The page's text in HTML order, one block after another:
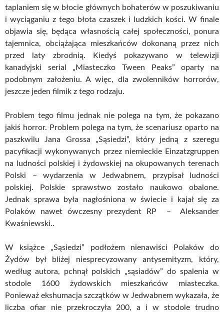
taplaniem się w błocie głównych bohaterów w poszukiwaniu
i wyciąganiu z tego błota czaszek i ludzkich kości. W finale
objawia się, będąca własnością całej społeczności, ponura
tajemnica, obciążająca mieszkańców dokonaną przez nich
przed laty zbrodnią. Kiedyś pokazywano w telewizji
kanadyjski serial „Miasteczko Tween Peaks” oparty na
podobnym założeniu. A więc, dla zwolenników horrorów,
jeszcze jeden filmik z tego rodzaju.
Problem tego filmu jednak nie polega na tym, że pokazano
jakiś horror. Problem polega na tym, że scenariusz oparto na
paszkwilu Jana Grossa „Sąsiedzi”, który jedną z szeregu
pacyfikacji wykonywanych przez niemieckie Einzatzgruppen
na ludności polskiej i żydowskiej na okupowanych terenach
Polski – wydarzenia w Jedwabnem, przypisał ludności
polskiej. Polskie sprawstwo zostało naukowo obalone.
Jednak sprawa była nagłośniona w świecie i kajał się za
Polaków nawet ówczesny prezydent RP – Aleksander
Kwaśniewski..
W książce „Sąsiedzi” podłożem nienawiści Polaków do
Żydów był bliżej niesprecyzowany antysemityzm, który,
według autora, pchnął polskich „sąsiadów” do spalenia w
stodole 1600 żydowskich mieszkańców miasteczka.
Ponieważ ekshumacja szczątków w Jedwabnem wykazała, że
liczba ofiar nie przekroczyła 200, a i w stodole trudno